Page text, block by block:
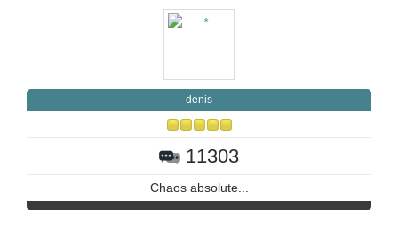
denis
11303
Chaos absolute...